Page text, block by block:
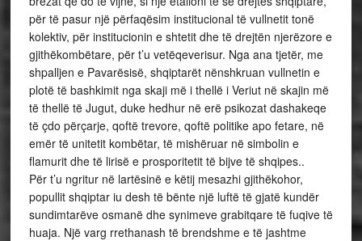
për të pasur një përfaqësim institucional të vullnetit tonë
kolektiv, për institucionin e shtetit dhe të drejtën njerëzore e
gjithëkombëtare, për t’u vetëqeverisur. Nga ana tjetër, me
shpalljen e Pavarësisë, shqiptarët nënshkruan vullnetin e
plotë të bashkimit nga skaji më i thellë i Veriut në skajin më
të thellë të Jugut, duke hedhur në erë psikozat dashakeqe
të çdo përçarje, qoftë trevore, qoftë politike apo fetare, në
emër të unitetit kombëtar, të mishëruar në simbolin e
flamurit dhe të lirisë e prosporitetit të bijve të shqipes..
Për t’u ngritur në lartësinë e këtij mesazhi gjithëkohor,
popullit shqiptar iu desh të bënte një luftë të gjatë kundër
sundimtarëve osmanë dhe synimeve grabitqare të fuqive të
huaja. Një varg rrethanash të brendshme e të jashtme